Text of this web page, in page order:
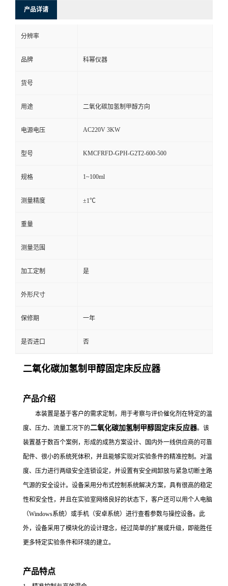
产品详请
分辨率
品牌 科幂仪器
货号
用途 二氧化碳加氢制甲醇方向
电源电压 AC220V 3KW
型号 KMCFRFD-GPH-G2T2-600-500
规格 1~100ml
测量精度 ±1℃
重量
测量范围
加工定制 是
外形尺寸
保修期 一年
是否进口 否
二氧化碳加氢制甲醇固定床反应器
产品介绍
本装置是基于客户的需求定制，用于考察与评价催化剂在特定的温
度、压力、流量工况下的二氧化碳加氢制甲醇固定床反应器。该
装置基于数百个案例，形成的成熟方案设计、国内外一线供应商的可靠
配件、很小的系统死体积，并且能够实现对实验条件的精准控制。对温
度、压力进行两级安全连锁设定，并设置有安全阀卸放与紧急切断主路
气源的安全设计。设备采用分布式控制系统解决方案，具有很高的稳定
性和安全性，并且在实验室网络良好的状态下，客户还可以用个人电脑
（Windows系统）或手机（安卓系统）进行查看参数与操控设备。此
外，设备采用了模块化的设计理念，经过简单的扩展或升级，即能胜任
更多特定实验条件和环境的建立。
产品特点